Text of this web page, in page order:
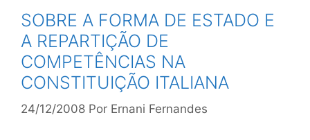
SOBRE A FORMA DE ESTADO E
A REPARTIÇÃO DE
COMPETÊNCIAS NA
CONSTITUIÇÃO ITALIANA
24/12/2008 Por Ernani Fernandes